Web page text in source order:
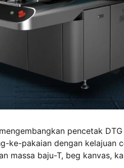
pencetak
ke-pakaian dengan kelajuan
massa baju-T, beg kanvas,